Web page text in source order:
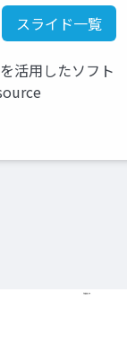
スライド一覧
活用したソフト